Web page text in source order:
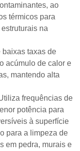
ao
térmicos para
na
baixas taxas de
acúmulo de calor e
mantendo alta
frequências de
potência para
à superfície
para a limpeza de
em pedra, murais e